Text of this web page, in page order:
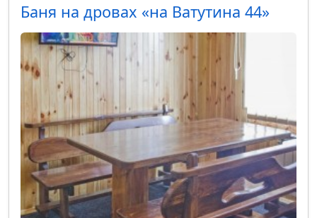
Баня на дровах «на Ватутина 44»